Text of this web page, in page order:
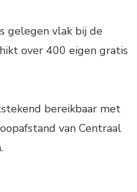
gelegen vlak bij de
over 400 eigen gratis
bereikbaar met
van Centraal